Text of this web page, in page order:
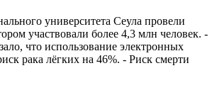
университета Сеула провели
участвовали более 4,3 млн человек. -
что использование электронных
рака лёгких на 46%. - Риск смерти